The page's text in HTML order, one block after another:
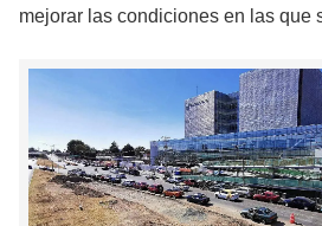
mejorar las condiciones en las que